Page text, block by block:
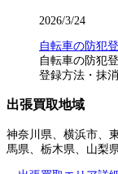
2026/3/24
自転車の防犯
自転車の防犯
登録方法・抹
出張買取地域
神奈川県、横浜市、
馬県、栃木県、山梨